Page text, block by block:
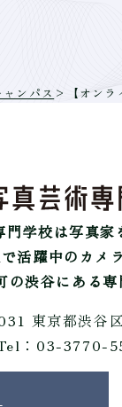
ンパス > 【オン
門学校は写真家
活躍中のカメ
の渋谷にある専
東京都渋谷
：03-3770-